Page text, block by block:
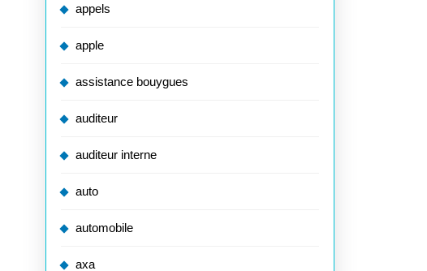
appels
apple
assistance bouygues
auditeur
auditeur interne
auto
automobile
axa